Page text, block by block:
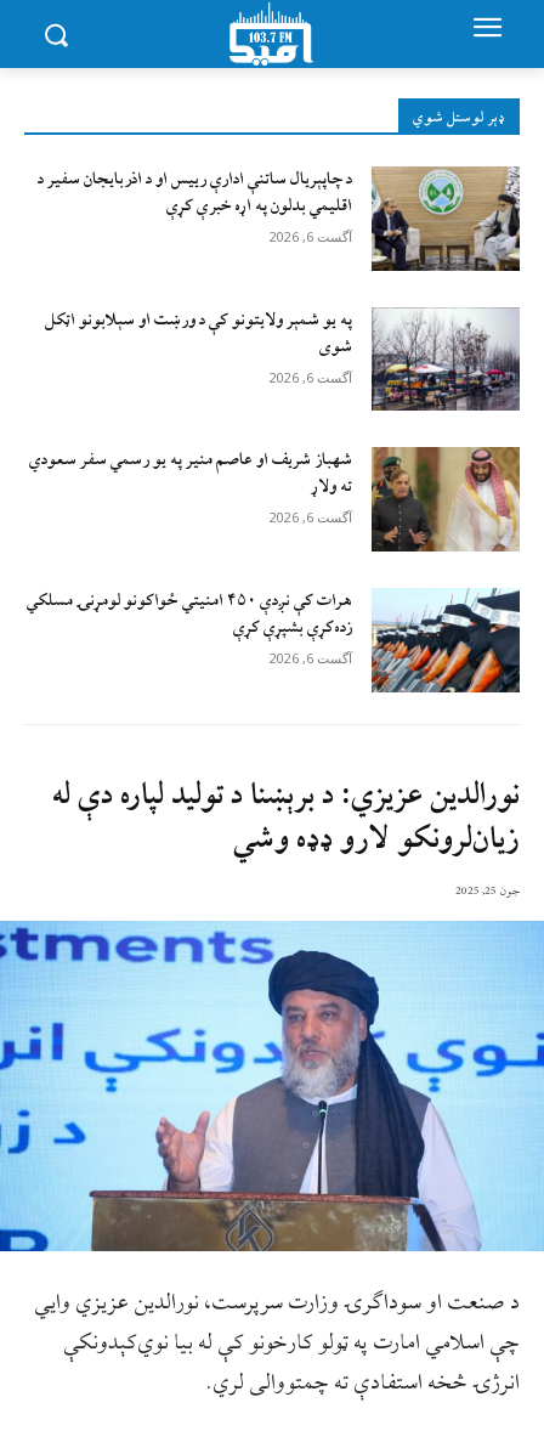
ډېر لوستل شوي
د چاپېریال ساتنې ادارې رییس او د اذربایجان سفیر د
اقلیمي بدلون په اړه خبرې کړې
آگست 6, 2026
په یو شمېر ولایتونو کې د ورښت او سېلابونو اټکل
شوی
آگست 6, 2026
شهباز شریف او عاصم منیر په یو رسمي سفر سعودي
ته ولاړ
آگست 6, 2026
هرات کې نږدې ۴۵۰ امنيتي ځواکونو لومړنۍ مسلکي
زده‌کړې بشپړې کړې
آگست 6, 2026
نورالدین عزیزي: د برېښنا د تولید لپاره دې له
زیان‌لرونکو لارو ډډه وشي
جون 25, 2025
د صنعت او سوداګرۍ وزارت سرپرست، نورالدین عزیزي وایي
چې اسلامي امارت په ټولو کارخونو کې له بیا نوي‌کېدونکې
انرژۍ څخه استفادې ته چمتووالی لري.